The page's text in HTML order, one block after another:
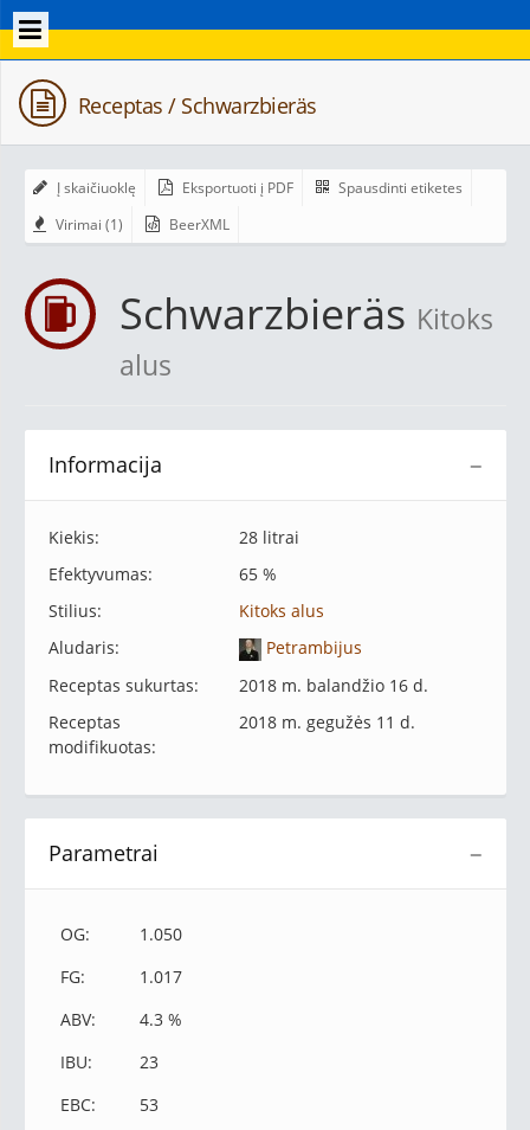
Receptas / Schwarzbieräs
Į skaičiuoklę Eksportuoti į PDF
Spausdinti etiketes
Virimai (1)
BeerXML
Schwarzbieräs Kitoks
alus
−
Informacija
Kiekis:
28 litrai
Efektyvumas:
65 %
Stilius:
Kitoks alus
Aludaris:
Petrambijus
Receptas sukurtas:
2018 m. balandžio 16 d.
Receptas
modifikuotas:
2018 m. gegužės 11 d.
−
Parametrai
OG:
1.050
FG:
1.017
ABV:
4.3 %
IBU:
23
EBC:
53